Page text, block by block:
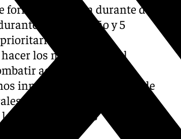
forma progresiva durante dos
el primer año y 5
de ambas
hacer los municipios del
activamente la
inmuebles que, más allá de
y refugios climáticos
épocas de altas